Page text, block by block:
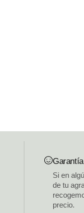
Si en
de tu
precio.